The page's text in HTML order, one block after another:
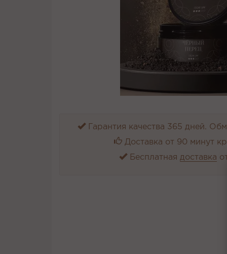
Гарантия качества 365 дней.
Доставка от 90 минут
Бесплатная доставка